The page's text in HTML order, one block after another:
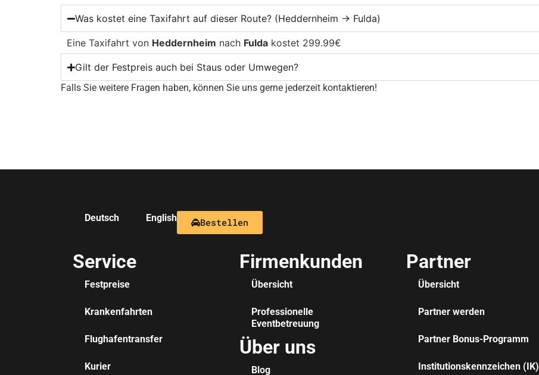
Was kostet eine Taxifahrt auf dieser Route? (Heddernheim → Fulda)
Eine Taxifahrt von Heddernheim nach Fulda kostet 299.99€
Gilt der Festpreis auch bei Staus oder Umwegen?
Falls Sie weitere Fragen haben, können Sie uns gerne jederzeit kontaktieren!
Deutsch English Bestellen
Service
Festpreise
Krankenfahrten
Flughafentransfer
Kurier
Firmenkunden
Übersicht
Professionelle
Eventbetreuung
Über uns
Blog
Partner
Übersicht
Partner werden
Partner Bonus-Programm
Institutionskennzeichen (IK)